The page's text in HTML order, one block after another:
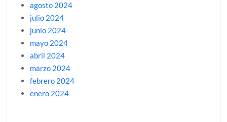
agosto 2024
julio 2024
junio 2024
mayo 2024
abril 2024
marzo 2024
febrero 2024
enero 2024